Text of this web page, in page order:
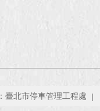
臺北市停車管理工程處